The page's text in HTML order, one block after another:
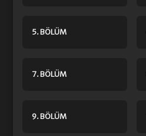
5. BÖLÜM
7. BÖLÜM
9. BÖLÜM